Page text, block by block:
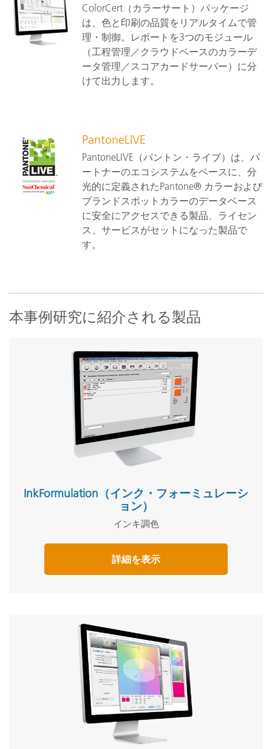
ColorCert（カラーサート）パッケージ
は、色と印刷の品質をリアルタイムで管
理・制御。レポートを3つのモジュール
（工程管理／クラウドベースのカラーデ
ータ管理／スコアカードサーバー）に分
けて出力します。
PantoneLIVE
PantoneLIVE（パントン・ライブ）は、パ
ートナーのエコシステムをベースに、分
光的に定義されたPantone® カラーおよび
ブランドスポットカラーのデータベース
に安全にアクセスできる製品、ライセン
ス、サービスがセットになった製品で
す。
本事例研究に紹介される製品
InkFormulation（インク・フォーミュレーシ
ョン）
インキ調色
詳細を表示